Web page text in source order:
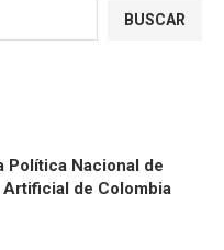
BUSCAR
Política Nacional de
de Colombia